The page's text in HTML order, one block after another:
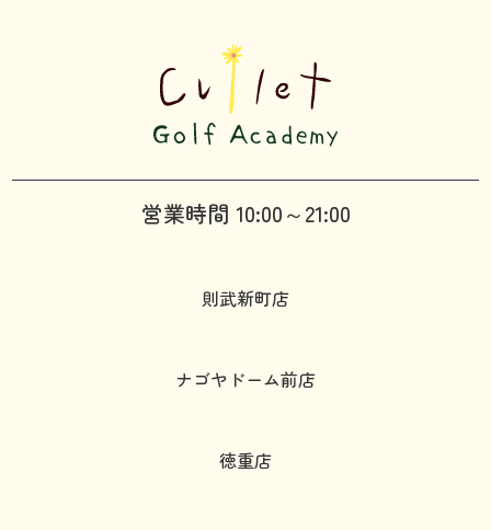
営業時間 10:00～21:00
則武新町店
ナゴヤドーム前店
徳重店